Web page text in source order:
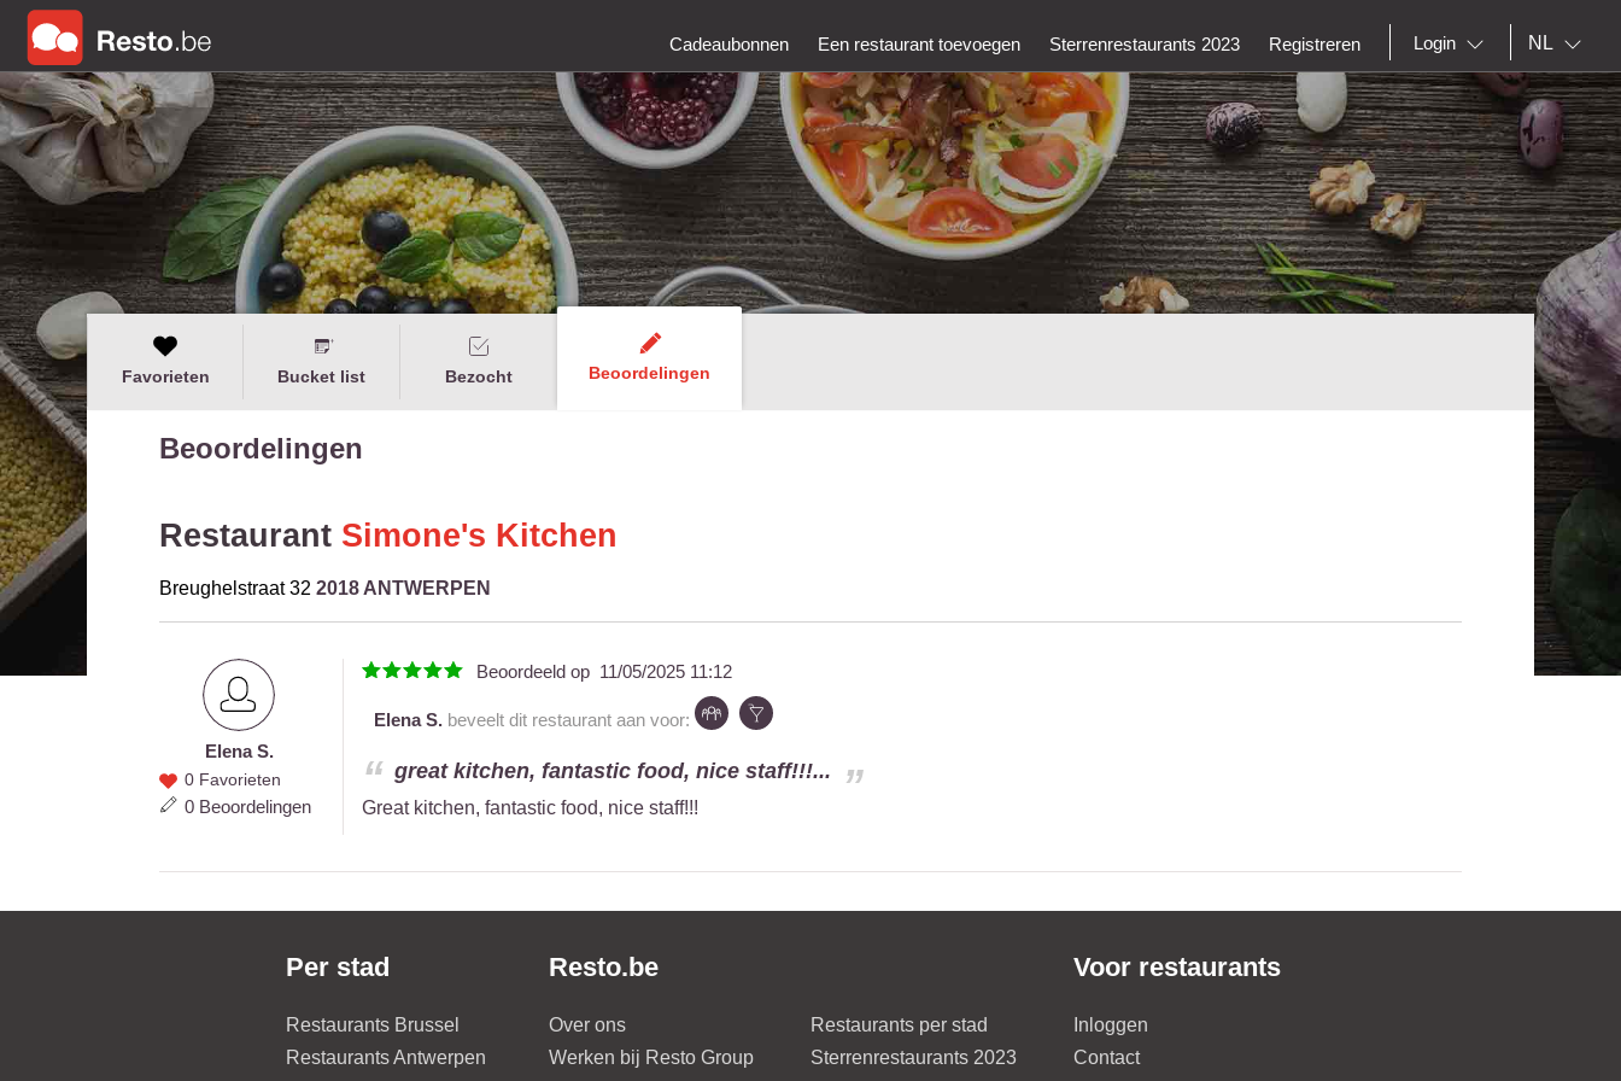
Cadeaubonnen Een restaurant toevoegen Sterrenrestaurants 2023 Registreren Login NL
Favorieten Bucket list Bezocht Beoordelingen
Beoordelingen
Restaurant Simone's Kitchen
Breughelstraat 32 2018 ANTWERPEN
Elena
S.
Elena S.
0 Favorieten
0 Beoordelingen
Beoordeeld op 11/05/2025 11:12
Elena S. beveelt dit restaurant aan voor:
great kitchen, fantastic food, nice staff!!!...
Great kitchen, fantastic food, nice staff!!!
Per stad
Restaurants Brussel
Restaurants Antwerpen
Resto.be
Over ons
Werken bij Resto Group
Restaurants per stad
Sterrenrestaurants 2023
Voor restaurants
Inloggen
Contact